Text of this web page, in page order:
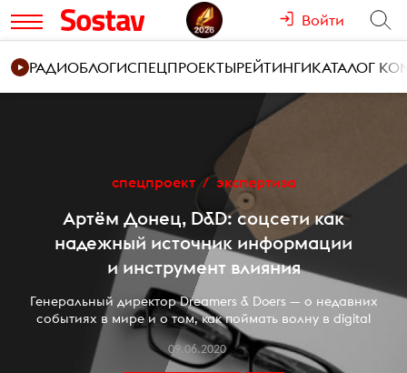
Войти
РАДИОБЛОГИСПЕЦПРОЕКТЫРЕЙТИНГИКАТАЛОГ
спецпроект экспертиза
Артём Донец, D&D: соцсети как
надежный источник информации
и инструмент влияния
Генеральный директор Dreamers & Doers — о недавних
событиях в мире и о том, как поймать волну в digital
09.06.2020